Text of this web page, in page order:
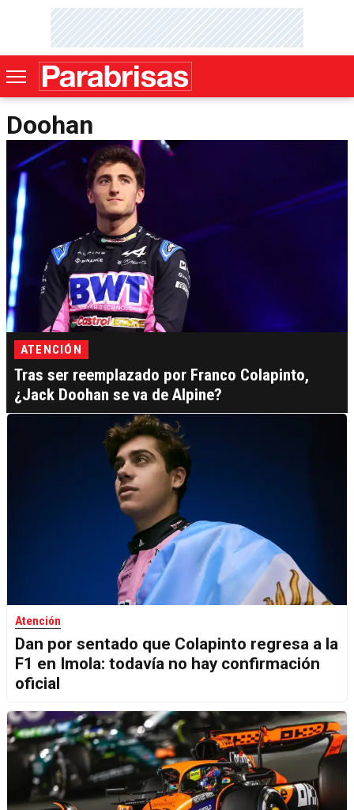
Doohan
ATENCIÓN
Tras ser reemplazado por Franco Colapinto,
¿Jack Doohan se va de Alpine?
Atención
Dan por sentado que Colapinto regresa a la
F1 en Imola: todavía no hay confirmación
oficial